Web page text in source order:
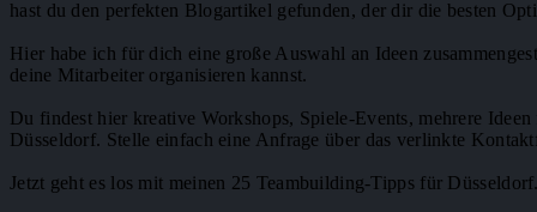
hast du den perfekten Blogartikel gefunden, der dir die besten
Hier habe ich für dich eine große Auswahl an Ideen
deine Mitarbeiter organisieren kannst.
Du findest hier kreative Workshops, Spiele-Events, mehrere
Düsseldorf. Stelle einfach eine Anfrage über das verlinkte
Jetzt geht es los mit meinen 25 Teambuilding-Tipps für